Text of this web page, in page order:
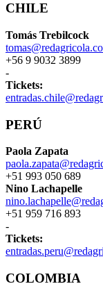
CHILE
Tomás Trebilcock
+56 9 9032 3899
-
Tickets:
PERÚ
Paola Zapata
+51 993 050 689
Nino Lachapelle
+51 959 716 893
-
Tickets:
COLOMBIA